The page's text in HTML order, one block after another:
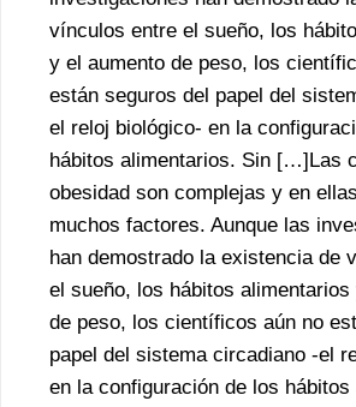
vínculos entre el sueño, los
y el aumento de peso, los
están seguros del papel del
el reloj biológico- en la
hábitos alimentarios. Sin […]Las
obesidad son complejas y en
muchos factores. Aunque las
han demostrado la existencia de
el sueño, los hábitos alimentarios
de peso, los científicos aún no
papel del sistema circadiano -el
en la configuración de los